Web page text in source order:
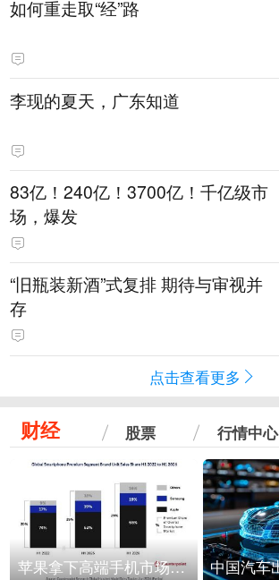
如何重走取“经”路
李现的夏天，广东知道
83亿！240亿！3700亿！千亿级市
场，爆发
“旧瓶装新酒”式复排 期待与审视并
存
点击查看更多
财经 股票 行情中心
苹果拿下高端手机市场65%的份额：iPhone 17系列功不可没